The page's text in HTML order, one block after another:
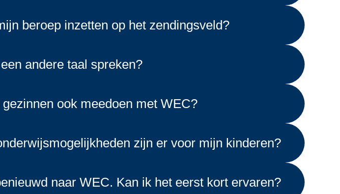
beroep inzetten op het zendingsveld?
andere taal spreken?
gezinnen ook meedoen met WEC?
zijn er voor mijn kinderen?
naar WEC. Kan ik het eerst kort ervaren?